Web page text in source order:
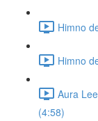
Himno
Himno
Aura
(4:58)